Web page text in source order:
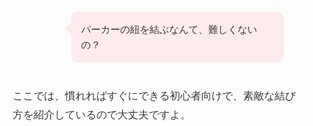
パーカーの紐を結ぶなんて、難しくない
の？
ここでは、慣れればすぐにできる初心者向けで、素敵な結び
方を紹介しているので大丈夫ですよ。